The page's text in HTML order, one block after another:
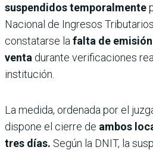
suspendidos temporalmente
Nacional de Ingresos
constatarse la falta de
venta durante verificaciones
institución.
La medida, ordenada por el
dispone el cierre de ambos
tres días. Según la DNIT, la